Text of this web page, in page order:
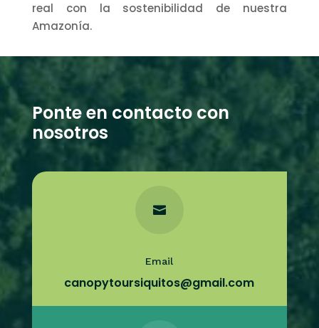
real con la sostenibilidad de nuestra
Amazonía.
Ponte en contacto con
nosotros

Email
canopytoursiquitos@gmail.com